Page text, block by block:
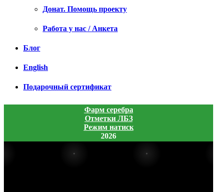
Донат. Помощь проекту
Работа у нас / Анкета
Блог
English
Подарочный сертификат
Фарм серебра
Отметки ЛБЗ
Режим натиск
2026